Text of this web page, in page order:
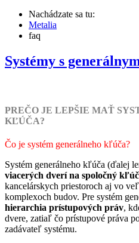
Nachádzate sa tu:
Metalia
faq
Systémy s
PREČO JE LEPŠIE MAŤ
KĽÚČA?
Čo je systém generálneho kľúča?
Systém generálneho kľúča (ďalej
viacerých dverí na spoločný kľúč
kancelárskych priestoroch aj vo
komplexoch budov. Pre systém
hierarchia prístupových práv,
dvere, zatiaľ čo prístupové práva
zadávateľ systému.